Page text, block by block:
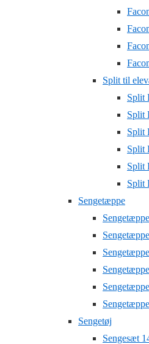
Split til
Split
Split
Split
Split
Split
Split
Sengetæppe
Sengetøj
Sengesæt